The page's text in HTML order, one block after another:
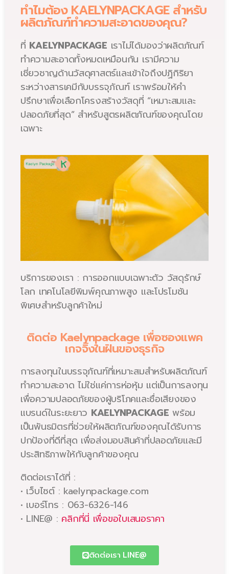
ทำไมต้อง KAELYNPACKAGE สำหรับ
ผลิตภัณฑ์ทำความสะอาดของคุณ?
ที่ KAELYNPACKAGE เราไม่ได้มองว่าผลิตภัณฑ์
ทำความสะอาดทั้งหมดเหมือนกัน เรามีความ
เชี่ยวชาญด้านวัสดุศาสตร์และเข้าใจถึงปฏิกิริยา
ระหว่างสารเคมีกับบรรจุภัณฑ์ เราพร้อมให้คำ
ปรึกษาเพื่อเลือกโครงสร้างวัสดุที่ “เหมาะสมและ
ปลอดภัยที่สุด” สำหรับสูตรผลิตภัณฑ์ของคุณโดย
เฉพาะ
บริการของเรา : การออกแบบเฉพาะตัว วัสดุรักษ์
โลก เทคโนโลยีพิมพ์คุณภาพสูง และโปรโมชัน
พิเศษสำหรับลูกค้าใหม่
ติดต่อ Kaelynpackage เพื่อซองแพค
เกจจิ้งในฝันของธุรกิจ
การลงทุนในบรรจุภัณฑ์ที่เหมาะสมสำหรับผลิตภัณฑ์
ทำความสะอาด ไม่ใช่แค่การห่อหุ้ม แต่เป็นการลงทุน
เพื่อความปลอดภัยของผู้บริโภคและชื่อเสียงของ
แบรนด์ในระยะยาว KAELYNPACKAGE พร้อม
เป็นพันธมิตรที่ช่วยให้ผลิตภัณฑ์ของคุณได้รับการ
ปกป้องที่ดีที่สุด เพื่อส่งมอบสินค้าที่ปลอดภัยและมี
ประสิทธิภาพให้กับลูกค้าของคุณ
ติดต่อเราได้ที่ :
• เว็บไซต์ : kaelynpackage.com
• เบอร์โทร : 063-6326-146
• LINE@ : คลิกที่นี่ เพื่อขอใบเสนอราคา
ติดต่อเรา LINE@